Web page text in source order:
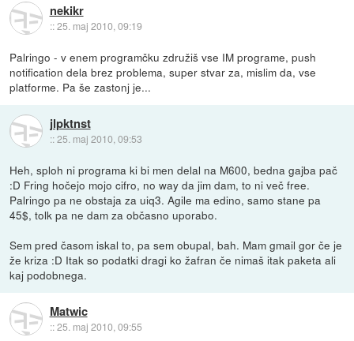
nekikr
::25. maj 2010, 09:19
Palringo - v enem programčku združiš vse IM programe, push
notification dela brez problema, super stvar za, mislim da, vse
platforme. Pa še zastonj je...
jlpktnst
::25. maj 2010, 09:53
Heh, sploh ni programa ki bi men delal na M600, bedna gajba pač
:D Fring hočejo mojo cifro, no way da jim dam, to ni več free.
Palringo pa ne obstaja za uiq3. Agile ma edino, samo stane pa
45$, tolk pa ne dam za občasno uporabo.
Sem pred časom iskal to, pa sem obupal, bah. Mam gmail gor če je
že kriza :D Itak so podatki dragi ko žafran če nimaš itak paketa ali
kaj podobnega.
Matwic
::25. maj 2010, 09:55